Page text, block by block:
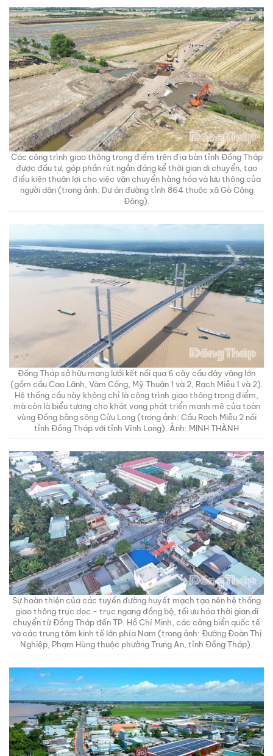
Các công trình giao thông trọng điểm trên địa bàn tỉnh Đồng Tháp
được đầu tư, góp phần rút ngắn đáng kể thời gian di chuyển, tạo
điều kiện thuận lợi cho việc vận chuyển hàng hóa và lưu thông của
người dân (trong ảnh: Dự án đường tỉnh 864 thuộc xã Gò Công
Đông).
Đồng Tháp sở hữu mạng lưới kết nối qua 6 cây cầu dây văng lớn
(gồm cầu Cao Lãnh, Vàm Cống, Mỹ Thuận 1 và 2, Rạch Miễu 1 và 2).
Hệ thống cầu này không chỉ là công trình giao thông trọng điểm,
mà còn là biểu tượng cho khát vọng phát triển mạnh mẽ của toàn
vùng Đồng bằng sông Cửu Long (trong ảnh: Cầu Rạch Miễu 2 nối
tỉnh Đồng Tháp với tỉnh Vĩnh Long). Ảnh: MINH THÀNH
Sự hoàn thiện của các tuyến đường huyết mạch tạo nên hệ thống
giao thông trục dọc - trục ngang đồng bộ, tối ưu hóa thời gian di
chuyển từ Đồng Tháp đến TP. Hồ Chí Minh, các cảng biển quốc tế
và các trung tâm kinh tế lớn phía Nam (trong ảnh: Đường Đoàn Thị
Nghiệp, Phạm Hùng thuộc phường Trung An, tỉnh Đồng Tháp).